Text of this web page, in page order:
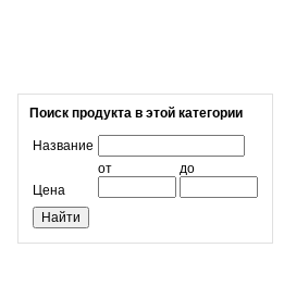
Поиск продукта в этой категории
Название
Цена
от до